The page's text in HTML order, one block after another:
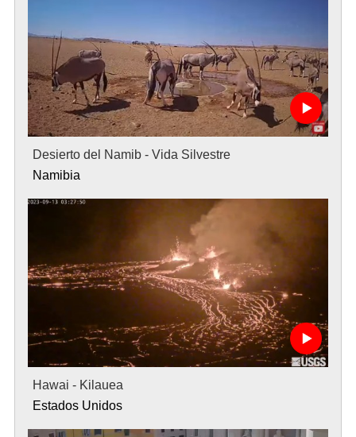
Desierto del Namib - Vida Silvestre
Namibia
Hawai - Kilauea
Estados Unidos